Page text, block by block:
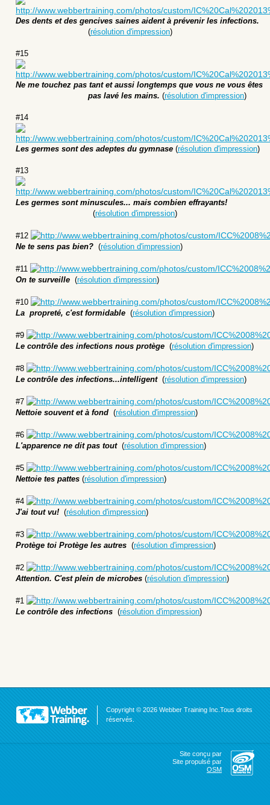
Des dents et des gencives saines aident à prévenir les infections.
(résolution d'impression)
#15
Ne me touchez pas tant et aussi longtemps que vous ne vous êtes
pas lavé les mains. (résolution d'impression)
#14
Les germes sont des adeptes du gymnase (résolution d'impression)
#13
Les germes sont minuscules... mais combien effrayants!
(résolution d'impression)
#12
Ne te sens pas bien? (résolution d'impression)
#11
On te surveille (résolution d'impression)
#10
La propreté, c'est formidable (résolution d'impression)
#9
Le contrôle des infections nous protège (résolution d'impression)
#8
Le contrôle des infections...intelligent (résolution d'impression)
#7
Nettoie souvent et à fond (résolution d'impression)
#6
L'apparence ne dit pas tout(résolution d'impression)
#5
Nettoie tes pattes (résolution d'impression)
#4
J'ai tout vu! (résolution d'impression)
#3
Protège toi Protège les autres (résolution d'impression)
#2
Attention. C'est plein de microbes (résolution d'impression)
#1
Le contrôle des infections (résolution d'impression)
Copyright © 2026 Webber Training Inc.Tous droits
réservés.
Site conçu par
Site propulsé par
OSM